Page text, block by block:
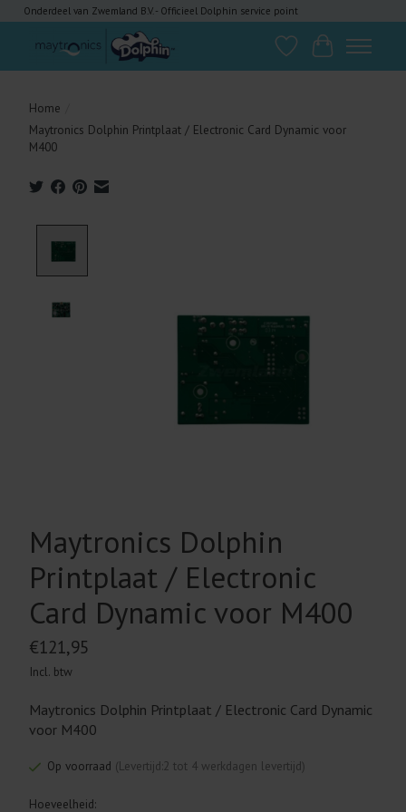
Onderdeel van Zwemland B.V. - Officieel Dolphin service point
VerlanglijstWinkelwagen
Home
Maytronics Dolphin Printplaat / Electronic Card Dynamic voor
M400
Maytronics Dolphin
Printplaat / Electronic
Card Dynamic voor M400
€121,95
Incl. btw
Maytronics Dolphin Printplaat / Electronic Card Dynamic
voor M400
Op voorraad (Levertijd:2 tot 4 werkdagen levertijd)
Hoeveelheid: